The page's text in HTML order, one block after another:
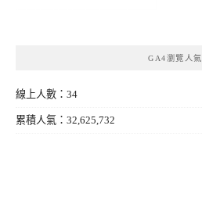
GA4瀏覽人氣
線上人數：34
累積人氣：32,625,732